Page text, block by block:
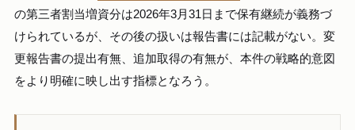
の第三者割当増資分は2026年3月31日まで保有継続が義務づ
けられているが、その後の扱いは報告書には記載がない。変
更報告書の提出有無、追加取得の有無が、本件の戦略的意図
をより明確に映し出す指標となろう。